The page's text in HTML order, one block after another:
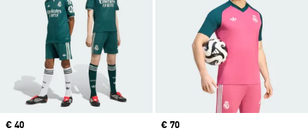
Price
€ 40
Price
€ 70